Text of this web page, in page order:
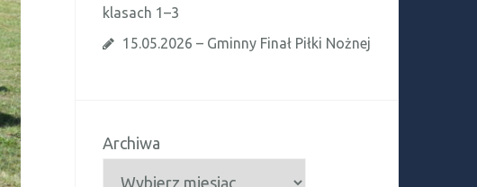
klasach 1–3
15.05.2026 – Gminny Finał Piłki Nożnej
Archiwa